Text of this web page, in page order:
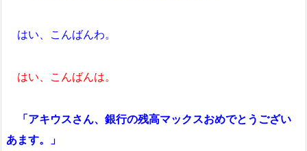
はい、こんばんわ。
はい、こんばんは。
「アキウスさん、銀行の残高マックスおめでとうござい
あます。」